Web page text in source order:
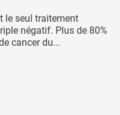
le seul traitement
négatif. Plus de 80%
cancer du...